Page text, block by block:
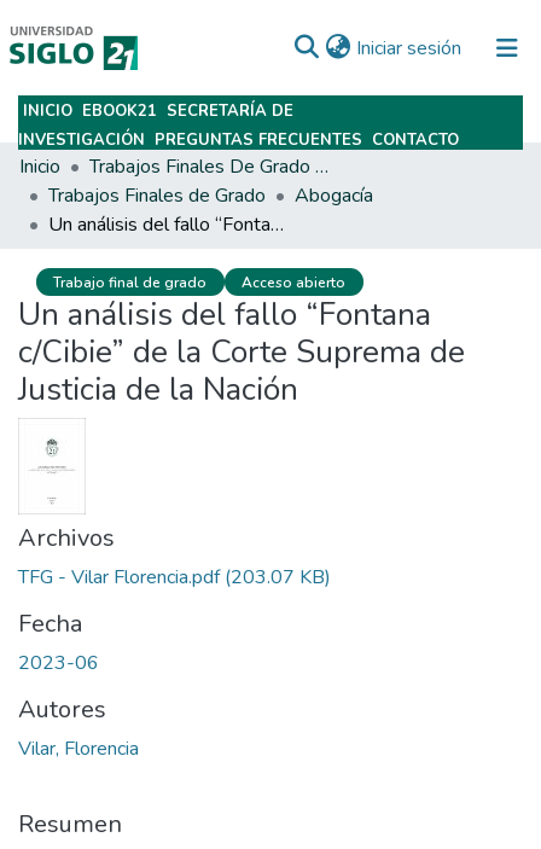
Iniciar sesión (current)
Subir
INICIO EBOOK21 SECRETARÍA DE
INVESTIGACIÓN PREGUNTAS FRECUENTES CONTACTO
Inicio
Trabajos Finales De Grado Y Posgrado
Trabajos Finales de Grado
Abogacía
Un análisis del fallo “Fontana c/Cibie” de la Corte Suprema de Justicia de la Nación
Trabajo final de grado Acceso abierto
Un análisis del fallo “Fontana
c/Cibie” de la Corte Suprema de
Justicia de la Nación
Archivos
TFG - Vilar Florencia.pdf(203.07 KB)
Fecha
2023-06
Autores
Vilar, Florencia
Resumen